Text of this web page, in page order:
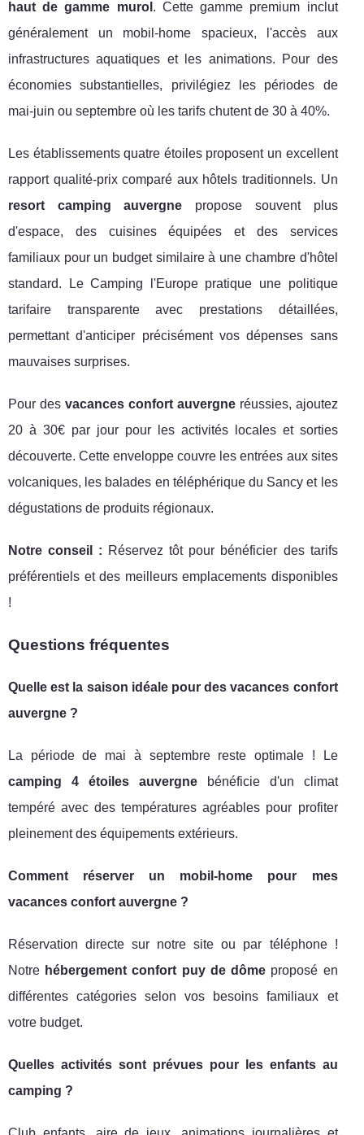
haut de gamme murol . Cette gamme premium inclut
généralement un mobil-home spacieux, l'accès aux
infrastructures aquatiques et les animations. Pour des
économies substantielles, privilégiez les périodes de
mai-juin ou septembre où les tarifs chutent de 30 à 40%.
Les établissements quatre étoiles proposent un excellent
rapport qualité-prix comparé aux hôtels traditionnels. Un
resort camping auvergne propose souvent plus
d'espace, des cuisines équipées et des services
familiaux pour un budget similaire à une chambre d'hôtel
standard. Le Camping l'Europe pratique une politique
tarifaire transparente avec prestations détaillées,
permettant d'anticiper précisément vos dépenses sans
mauvaises surprises.
Pour des vacances confort auvergneréussies, ajoutez
20 à 30€ par jour pour les activités locales et sorties
découverte. Cette enveloppe couvre les entrées aux sites
volcaniques, les balades en téléphérique du Sancy et les
dégustations de produits régionaux.
Notre conseil : Réservez tôt pour bénéficier des tarifs
préférentiels et des meilleurs emplacements disponibles
!
Questions fréquentes
Quelle est la saison idéale pour desvacances confort
auvergne ?
La période de mai à septembre reste optimale ! Le
camping 4 étoiles auvergnebénéficie d'un climat
tempéré avec des températures agréables pour profiter
pleinement des équipements extérieurs.
Comment réserver un mobil-home pour mes
vacances confort auvergne ?
Réservation directe sur notre site ou par téléphone !
Notre hébergement confort puy de dôme proposé en
différentes catégories selon vos besoins familiaux et
votre budget.
Quelles activités sont prévues pour les enfants au
camping ?